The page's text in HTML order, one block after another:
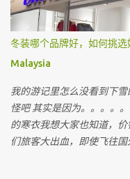
冬装哪个品牌好，如何挑
Malaysia
我的游记里怎么没看到下
怪吧 其实是因为。。。。
的寒衣我想大家也知道，
们旅客大出血，即使飞往